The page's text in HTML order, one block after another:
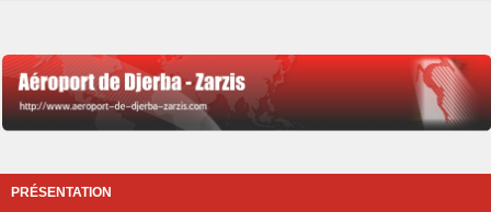
PRÉSENTATION